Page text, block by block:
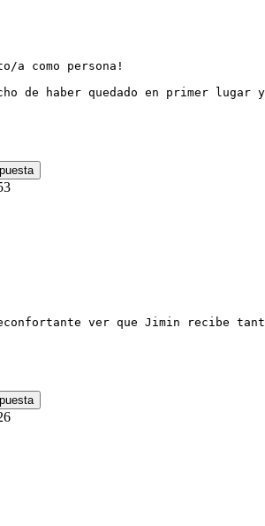
a como persona!
de haber quedado en primer
ver que Jimin recibe